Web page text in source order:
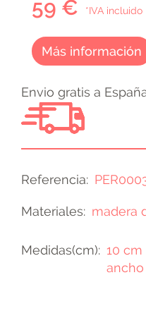
59 € *IVA incluido
Más información
Envio gratis a
Referencia
Materiales madera
Medidas(cm)
10
ancho